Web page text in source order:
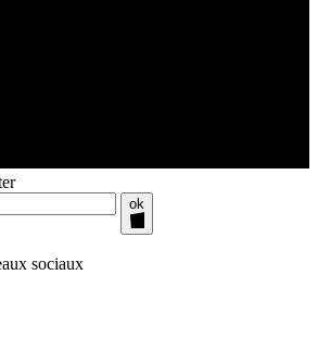
ok
sociaux